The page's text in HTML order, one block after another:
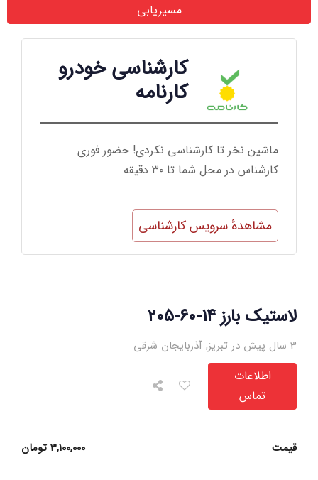
لاستیک بارز ۱۴-۶۰-۲۰۵
3 سال پیش در تبریز , آذربایجان شرقی
اطلاعات
تماس
قیمت 3,100,000 تومان
مسیریابی
کارشناسی خودرو
کارنامه
ماشین نخر تا کارشناسی نکردی! حضور فوری
کارشناس در محل شما تا ۳۰ دقیقه
مشاهدهٔ سرویس کارشناسی